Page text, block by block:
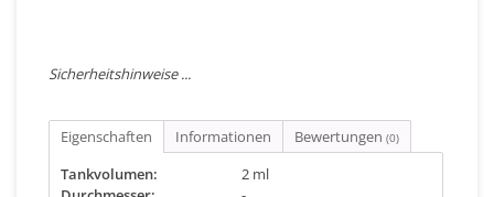
Sicherheitshinweise ...
Eigenschaften Informationen Bewertungen (0)
Tankvolumen:
2 ml